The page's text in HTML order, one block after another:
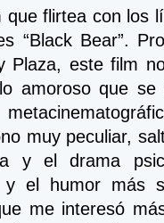
que flirtea con los
“Black Bear”.
Plaza, este film
amoroso que se
muy peculiar,
y el drama
y el humor más
me interesó